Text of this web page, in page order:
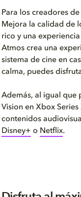
Para los creadores
Mejora la calidad de
rico y una
Atmos crea una
sistema de cine en
calma, puedes
Además, al igual que
Vision en Xbox
contenidos
Disney+ o Netflix.